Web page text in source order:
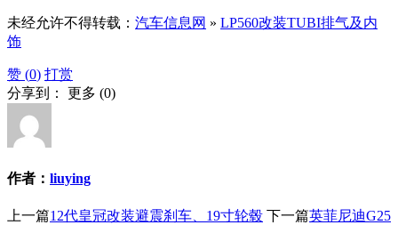
未经允许不得转载： 汽车信息网 » LP560改装TUBI排气及内
饰
赞 (0) 打赏
分享到： 更多 (0)
作者： liuying
上一篇12代皇冠改装避震刹车、19寸轮毂 下一篇英菲尼迪G25